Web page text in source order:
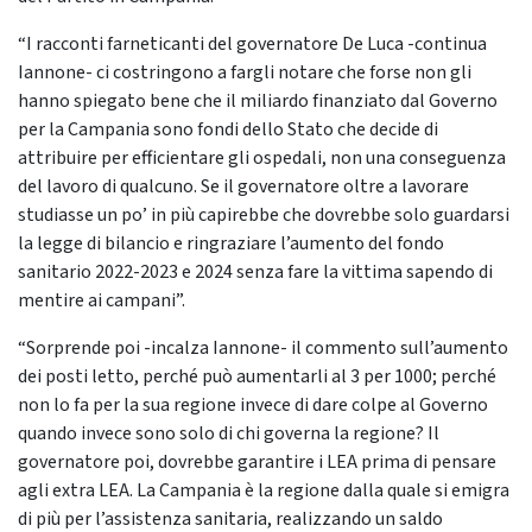
“I racconti farneticanti del governatore De Luca -continua
Iannone- ci costringono a fargli notare che forse non gli
hanno spiegato bene che il miliardo finanziato dal Governo
per la Campania sono fondi dello Stato che decide di
attribuire per efficientare gli ospedali, non una conseguenza
del lavoro di qualcuno. Se il governatore oltre a lavorare
studiasse un po’ in più capirebbe che dovrebbe solo guardarsi
la legge di bilancio e ringraziare l’aumento del fondo
sanitario 2022-2023 e 2024 senza fare la vittima sapendo di
mentire ai campani”.
“Sorprende poi -incalza Iannone- il commento sull’aumento
dei posti letto, perché può aumentarli al 3 per 1000; perché
non lo fa per la sua regione invece di dare colpe al Governo
quando invece sono solo di chi governa la regione? Il
governatore poi, dovrebbe garantire i LEA prima di pensare
agli extra LEA. La Campania è la regione dalla quale si emigra
di più per l’assistenza sanitaria, realizzando un saldo